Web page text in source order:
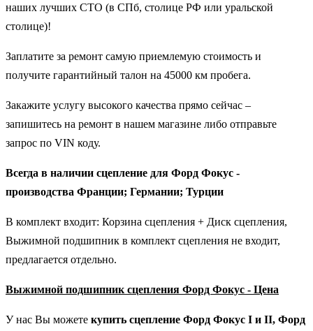
наших лучших СТО (в СПб, столице РФ или уральской
столице)!
Заплатите за ремонт самую приемлемую стоимость и
получите гарантийный талон на 45000 км пробега.
Закажите услугу высокого качества прямо сейчас –
запишитесь на ремонт в нашем магазине либо отправьте
запрос по VIN коду.
Всегда в наличии сцепление для Форд Фокус -
производства Франции; Германии; Турции
В комплект входит: Корзина сцепления + Диск сцепления,
Выжимной подшипник в комплект сцепления не входит,
предлагается отдельно.
Выжимной подшипник сцепления Форд Фокус - Цена
У нас Вы можете купить сцепление Форд Фокус I и II, Форд